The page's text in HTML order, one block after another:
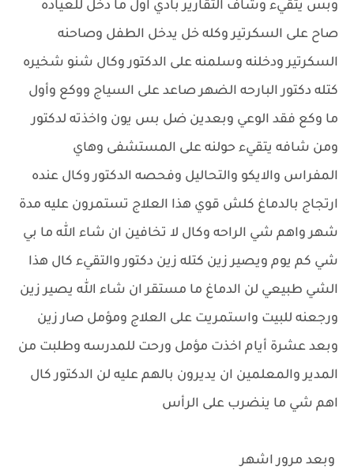
وبس يتقيء وشاف التقارير بادي اول ما دخل للعياده
صاح على السكرتير وكله خل يدخل الطفل وصاحنه
السكرتير ودخلنه وسلمنه على الدكتور وكال شنو شخيره
كتله دكتور البارحه الضهر صاعد على السياج ووكع وأول
ما وكع فقد الوعي وبعدين ضل بس يون واخذته لدكتور
ومن شافه يتقيء حولنه على المستشفى وهاي
المفراس والايكو والتحاليل وفحصه الدكتور وكال عنده
ارتجاج بالدماغ كلش قوي هذا العلاج تستمرون عليه مدة
شهر واهم شي الراحه وكال لا تخافين ان شاء الله ما بي
شي كم يوم ويصير زين كتله زين دكتور والتقيء كال هذا
الشي طبيعي لن الدماغ ما مستقر ان شاء الله يصير زين
ورجعنه للبيت واستمريت على العلاج ومؤمل صار زين
وبعد عشرة أيام اخذت مؤمل ورحت للمدرسه وطلبت من
المدير والمعلمين ان يديرون بالهم عليه لن الدكتور كال
اهم شي ما ينضرب على الرأس
وبعد مرور اشهر